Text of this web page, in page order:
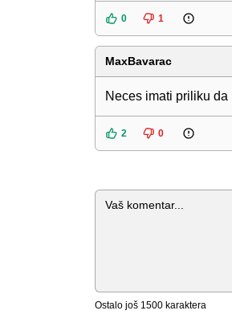
0 1
MaxBavarac
Neces imati priliku
2 0
Komentar
Ostalo još 1500 karaktera